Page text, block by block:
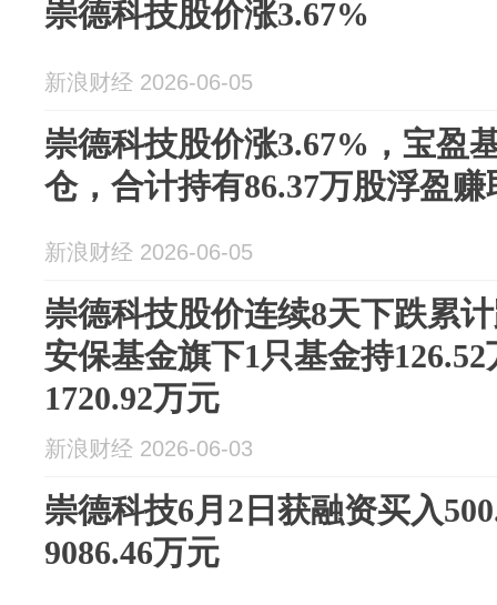
崇德科技股价涨3.67%
新浪财经 2026-06-05
崇德科技股价涨3.67%，宝盈
仓，合计持有86.37万股浮盈赚
新浪财经 2026-06-05
崇德科技股价连续8天下跌累
安保基金旗下1只基金持
1720.92万元
新浪财经 2026-06-03
崇德科技6月2日获融资买入
9086.46万元